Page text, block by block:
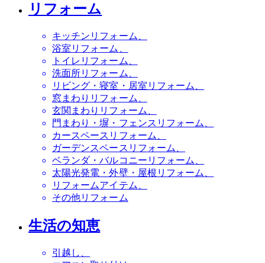
リフォーム
キッチンリフォーム
浴室リフォーム
トイレリフォーム
洗面所リフォーム
リビング・寝室・居室リフォーム
窓まわりリフォーム
玄関まわりリフォーム
門まわり・塀・フェンスリフォーム
カースペースリフォーム
ガーデンスペースリフォーム
ベランダ・バルコニーリフォーム
太陽光発電・外壁・屋根リフォーム
リフォームアイテム
その他リフォーム
生活の知恵
引越し